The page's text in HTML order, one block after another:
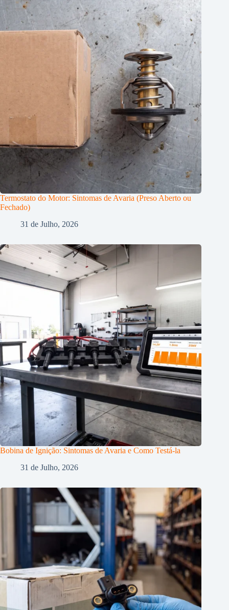
Termostato do Motor: Sintomas de Avaria (Preso Aberto ou
Fechado)
31 de Julho, 2026
Bobina de Ignição: Sintomas de Avaria e Como Testá-la
31 de Julho, 2026